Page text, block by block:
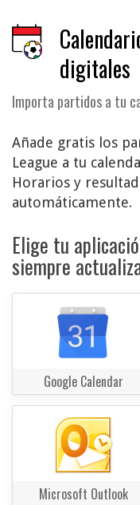
digitales
Importa partidos a tu
Añade gratis los
League a tu
Horarios y
automáticamente.
Elige tu
siempre
Google Calendar
Microsoft Outlook